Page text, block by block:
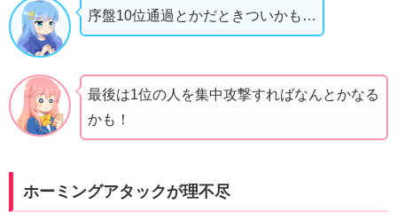
序盤10位通過とかだときついかも…
最後は1位の人を集中攻撃すればなんとかなる
かも！
ホーミングアタックが理不尽